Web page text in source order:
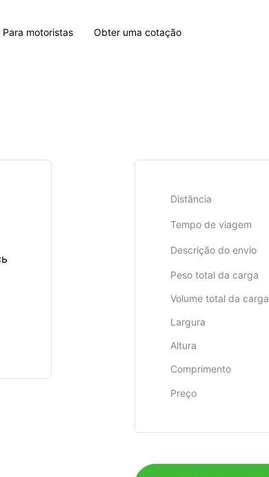
Para motoristas Obter uma cotação
Distância
Tempo de viagem
Descrição do envio
Peso total da carga
Volume total da carga
Largura
Altura
Comprimento
Preço